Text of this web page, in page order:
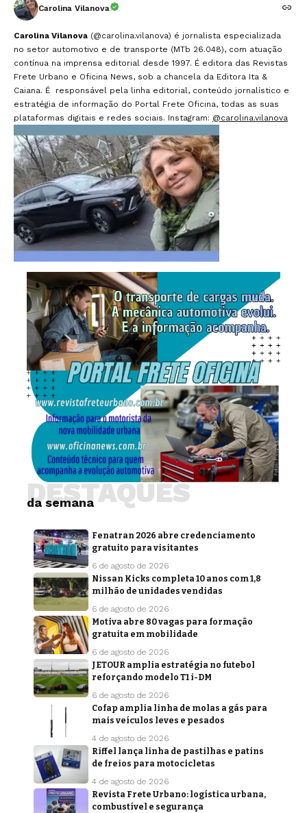
Carolina Vilanova
Carolina Vilanova (@carolina.vilanova) é jornalista especializada
no setor automotivo e de transporte (MTb 26.048), com atuação
contínua na imprensa editorial desde 1997. É editora das Revistas
Frete Urbano e Oficina News, sob a chancela da Editora Ita &
Caiana. É responsável pela linha editorial, conteúdo jornalístico e
estratégia de informação do Portal Frete Oficina, todas as suas
plataformas digitais e redes sociais. Instagram: @carolina.vilanova
da semana
DESTAQUES
Fenatran 2026 abre credenciamento
gratuito para visitantes
6 de agosto de 2026
Nissan Kicks completa 10 anos com 1,8
milhão de unidades vendidas
6 de agosto de 2026
Motiva abre 80 vagas para formação
gratuita em mobilidade
6 de agosto de 2026
JETOUR amplia estratégia no futebol
reforçando modelo T1 i-DM
6 de agosto de 2026
Cofap amplia linha de molas a gás para
mais veículos leves e pesados
4 de agosto de 2026
Riffel lança linha de pastilhas e patins
de freios para motocicletas
4 de agosto de 2026
Revista Frete Urbano: logística urbana,
combustível e segurança